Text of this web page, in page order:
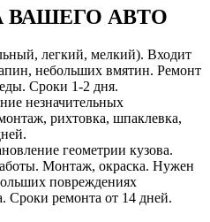
АВТО
легкий, мелкий). Входит
небольших вмятин. Ремонт
Сроки 1-2 дня.
незначительных
рихтовка, шпаклевка,
геометрии кузова.
Монтаж, окраска. Нужен
повреждениях
Сроки ремонта от 14 дней.